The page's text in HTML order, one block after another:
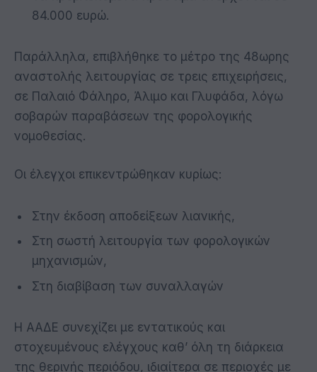
84.000 ευρώ.
Παράλληλα, επιβλήθηκε το μέτρο της 48ωρης
αναστολής λειτουργίας σε τρεις επιχειρήσεις,
σε Παλαιό Φάληρο, Άλιμο και Γλυφάδα, λόγω
σοβαρών παραβάσεων της φορολογικής
νομοθεσίας.
Οι έλεγχοι επικεντρώθηκαν κυρίως:
Στην έκδοση αποδείξεων λιανικής,
Στη σωστή λειτουργία των φορολογικών
μηχανισμών,
Στη διαβίβαση των συναλλαγών
Η ΑΑΔΕ συνεχίζει με εντατικούς και
στοχευμένους ελέγχους καθ’ όλη τη διάρκεια
της θερινής περιόδου, ιδιαίτερα σε περιοχές με